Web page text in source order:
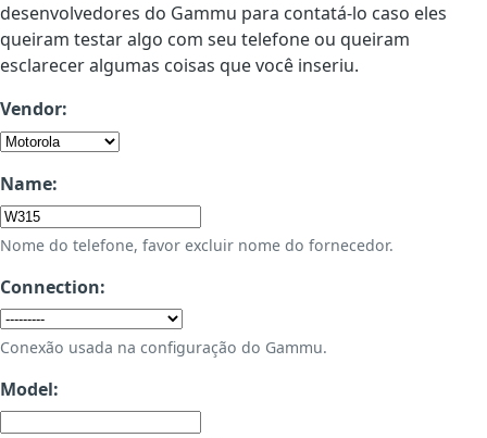
desenvolvedores do Gammu para contatá-lo caso eles
queiram testar algo com seu telefone ou queiram
esclarecer algumas coisas que você inseriu.
Vendor:
Name:
Nome do telefone, favor excluir nome do fornecedor.
Connection:
Conexão usada na configuração do Gammu.
Model: